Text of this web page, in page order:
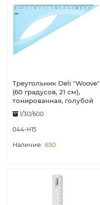
Треугольник Deli "Woove"
(60 градусов, 21 см),
тонированная, голубой
1/30/600
044-H15
650